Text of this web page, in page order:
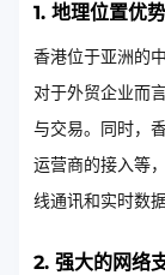
1. 地理位置优势
香港位于亚洲的
对于外贸企业而
与交易。同时，
运营商的接入等
线通讯和实时数
2. 强大的网络